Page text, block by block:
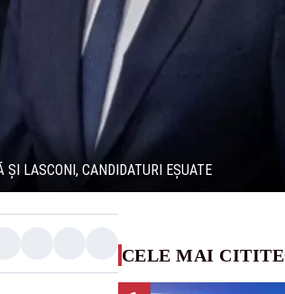
LASCONI, CANDIDATURI EȘUATE
CELE MAI CITITE